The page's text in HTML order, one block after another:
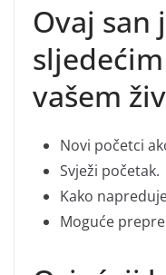
Ovaj san
vašem
Novi početci
Svježi početak.
Kako
Moguće